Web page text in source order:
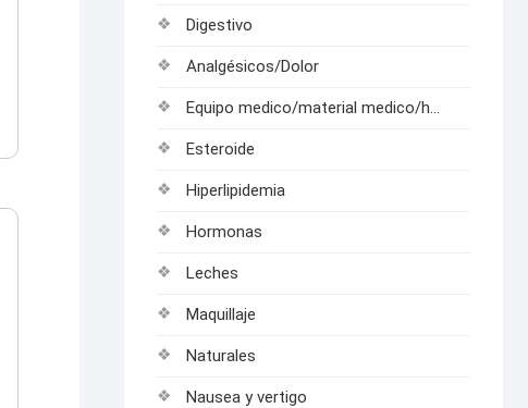
Digestivo
Analgésicos/Dolor
Equipo medico/material medico/hospitalarios
Esteroide
Hiperlipidemia
Hormonas
Leches
Maquillaje
Naturales
Nausea y vertigo